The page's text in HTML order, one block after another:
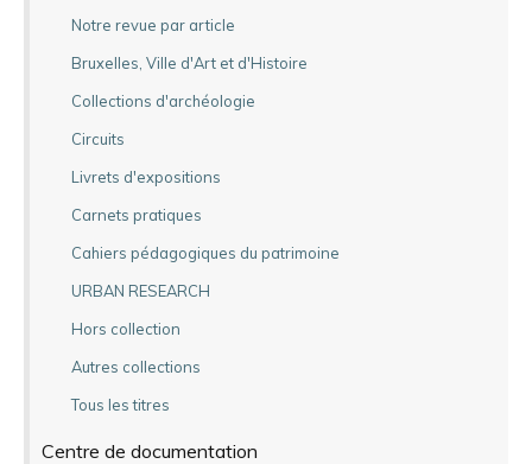
Notre revue par article
Bruxelles, Ville d'Art et d'Histoire
Collections d'archéologie
Circuits
Livrets d'expositions
Carnets pratiques
Cahiers pédagogiques du patrimoine
URBAN RESEARCH
Hors collection
Autres collections
Tous les titres
Centre de documentation